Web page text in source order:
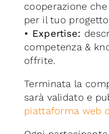
cooperazione
per il tuo
• Expertise:
competenza &
offrite.
Terminata la
sarà validato e
piattaforma web